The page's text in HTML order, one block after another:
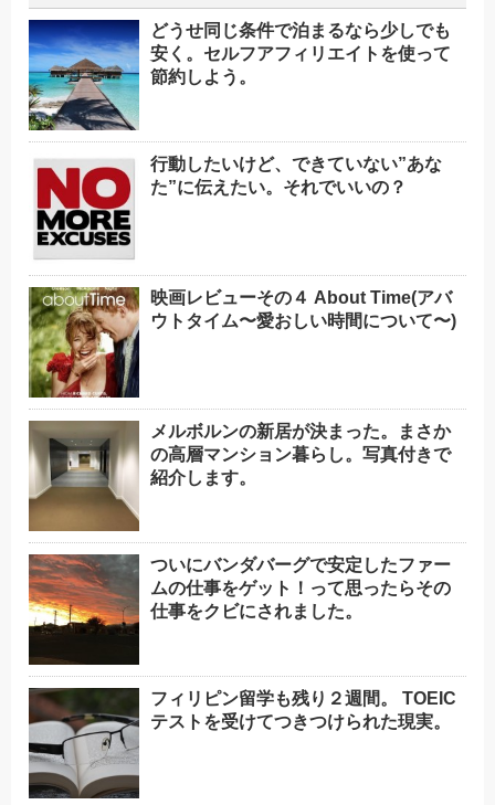
どうせ同じ条件で泊まるなら少しでも
安く。セルフアフィリエイトを使って
節約しよう。
行動したいけど、できていない”あな
た”に伝えたい。それでいいの？
映画レビューその４ About Time(アバ
ウトタイム〜愛おしい時間について〜)
メルボルンの新居が決まった。まさか
の高層マンション暮らし。写真付きで
紹介します。
ついにバンダバーグで安定したファー
ムの仕事をゲット！って思ったらその
仕事をクビにされました。
フィリピン留学も残り２週間。 TOEIC
テストを受けてつきつけられた現実。